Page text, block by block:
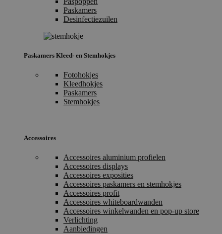
Paskamers
Desinfectiezuilen
Paskamers Kleed- en Stemhokjes
Fotohokjes
Kleedhokjes
Paskamers
Stemhokjes
Accessoires
Accessoires aluminium profielen
Accessoires displays
Accessoires exposities
Accessoires paskamers en stemhokjes
Accessoires profit
Accessoires whiteboardwanden
Accessoires winkelwanden en pop-up store
Verlichting
Aanbiedingen